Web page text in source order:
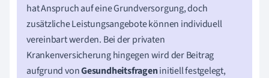
hat Anspruch auf eine Grundversorgung, doch
zusätzliche Leistungsangebote können individuell
vereinbart werden. Bei der privaten
Krankenversicherung hingegen wird der Beitrag
aufgrund vonGesundheitsfrageninitiell festgelegt,